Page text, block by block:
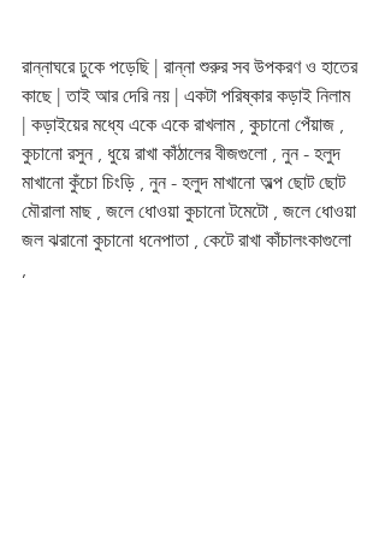
রান্নাঘরে ঢুকে পড়েছি | রান্না শুরুর সব উপকরণ ও হাতের
কাছে | তাই আর দেরি নয় | একটা পরিষ্কার কড়াই নিলাম
| কড়াইয়ের মধ্যে একে একে রাখলাম , কুচানো পেঁয়াজ ,
কুচানো রসুন , ধুয়ে রাখা কাঁঠালের বীজগুলো , নুন - হলুদ
মাখানো কুঁচো চিংড়ি , নুন - হলুদ মাখানো অল্প ছোট ছোট
মৌরালা মাছ , জলে ধোওয়া কুচানো টমেটো , জলে ধোওয়া
জল ঝরানো কুচানো ধনেপাতা , কেটে রাখা কাঁচালংকাগুলো
,